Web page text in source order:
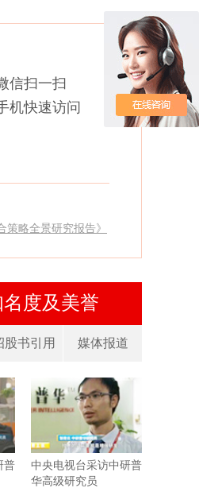
略全景研究报告》
信扫一扫
机快速访问
度及美誉
股书引用 媒体报道
普
中央电视台采访中研普
华高级研究员